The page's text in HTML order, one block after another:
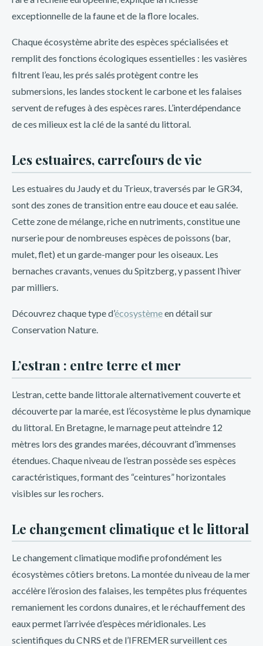
exceptionnelle de la faune et de la flore locales.
Chaque écosystème abrite des espèces spécialisées et
remplit des fonctions écologiques essentielles : les vasières
filtrent l’eau, les prés salés protègent contre les
submersions, les landes stockent le carbone et les falaises
servent de refuges à des espèces rares. L’interdépendance
de ces milieux est la clé de la santé du littoral.
Les estuaires, carrefours de vie
Les estuaires du Jaudy et du Trieux, traversés par le GR34,
sont des zones de transition entre eau douce et eau salée.
Cette zone de mélange, riche en nutriments, constitue une
nurserie pour de nombreuses espèces de poissons (bar,
mulet, flet) et un garde-manger pour les oiseaux. Les
bernaches cravants, venues du Spitzberg, y passent l’hiver
par milliers.
Découvrez chaque type d’écosystèmeen détail sur
Conservation Nature.
L’estran : entre terre et mer
L’estran, cette bande littorale alternativement couverte et
découverte par la marée, est l’écosystème le plus dynamique
du littoral. En Bretagne, le marnage peut atteindre 12
mètres lors des grandes marées, découvrant d’immenses
étendues. Chaque niveau de l’estran possède ses espèces
caractéristiques, formant des “ceintures” horizontales
visibles sur les rochers.
Le changement climatique et le littoral
Le changement climatique modifie profondément les
écosystèmes côtiers bretons. La montée du niveau de la mer
accélère l’érosion des falaises, les tempêtes plus fréquentes
remaniement les cordons dunaires, et le réchauffement des
eaux permet l’arrivée d’espèces méridionales. Les
scientifiques du CNRS et de l’IFREMER surveillent ces